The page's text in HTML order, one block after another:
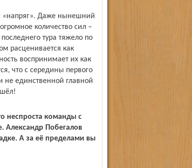
«напряг». Даже нынешний
количество сил –
тура тяжело по
расценивается как
воспринимает их как
что с середины первого
не единственной главной
неспроста команды с
Александр Побегалов
А за её пределами вы